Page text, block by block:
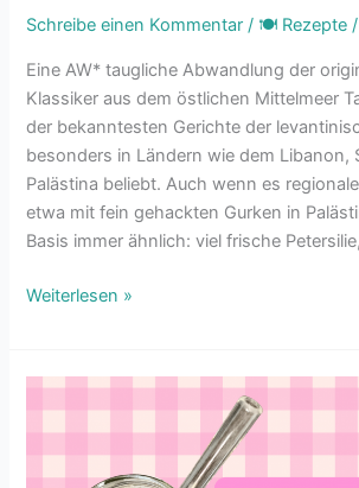
Schreibe einen Kommentar / 🍽 Rezepte
Eine AW* taugliche Abwandlung der
Klassiker aus dem östlichen Mittelmeer
der bekanntesten Gerichte der
besonders in Ländern wie dem Libanon,
Palästina beliebt. Auch wenn es
etwa mit fein gehackten Gurken in
Basis immer ähnlich: viel frische
Weiterlesen »
Bananenmilch,
fettfrei